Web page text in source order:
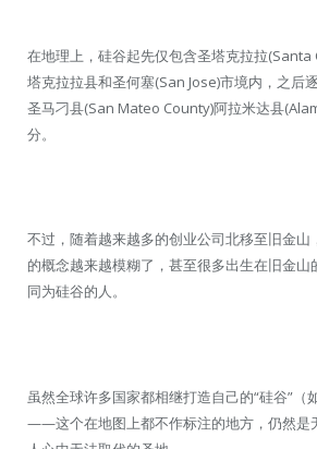
在地理上，硅谷起先仅包含圣塔克拉拉(Santa
塔克拉拉县和圣何塞(San Jose)市境内，之后
圣马刁县(San Mateo County)阿拉米达县
分。
不过，随着越来越多的创业公司北移至旧金山
的概念越来越模糊了，甚至很多出生在旧金山
同为硅谷的人。
虽然全球许多国家都相继打造自己的“硅谷”（
——这个在地图上都不作标注的地方，仍然是